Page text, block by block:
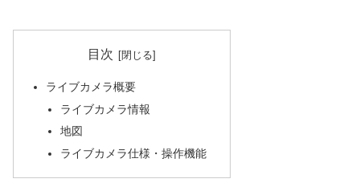
目次
ライブカメラ概要
ライブカメラ情報
地図
ライブカメラ仕様・操作機能